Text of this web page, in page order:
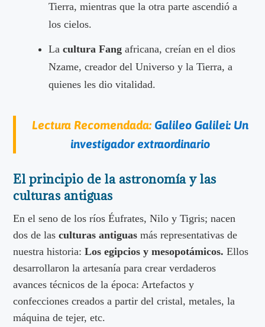
Tierra, mientras que la otra parte ascendió a
los cielos.
Lacultura Fang africana, creían en el dios
Nzame, creador del Universo y la Tierra, a
quienes les dio vitalidad.
Lectura Recomendada: Galileo Galilei: Un
investigador extraordinario
El principio de la astronomía y las
culturas antiguas
En el seno de los ríos Éufrates, Nilo y Tigris; nacen
dos de lasculturas antiguas más representativas de
nuestra historia:Los egipcios y mesopotámicos.Ellos
desarrollaron la artesanía para crear verdaderos
avances técnicos de la época: Artefactos y
confecciones creados a partir del cristal, metales, la
máquina de tejer, etc.